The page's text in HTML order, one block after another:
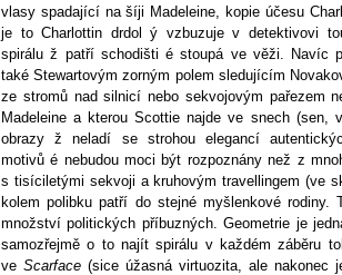
vlasy spadající na šíji Madeleine, kopie účesu
je to Charlottin drdol ý vzbuzuje v detektivovi
spirálu ž patří schodišti é stoupá ve věži. Navíc
také Stewartovým zorným polem sledujícím
ze stromů nad silnicí nebo sekvojovým pařezem
Madeleine a kterou Scottie najde ve snech (sen,
obrazy ž neladí se strohou elegancí
motivů é nebudou moci být rozpoznány než z
s tisíciletými sekvoji a kruhovým travellingem (ve
kolem polibku patří do stejné myšlenkové rodiny.
množství politických příbuzných. Geometrie je
samozřejmě o to najít spirálu v každém záběru
ve Scarface (sice úžasná virtuozita, ale nakonec